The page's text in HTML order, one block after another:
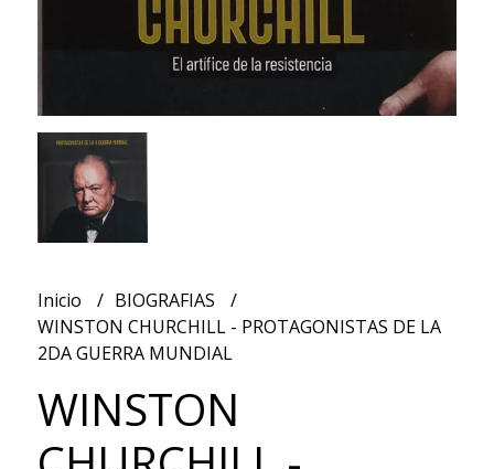
Inicio
BIOGRAFIAS
WINSTON CHURCHILL - PROTAGONISTAS DE LA
2DA GUERRA MUNDIAL
WINSTON